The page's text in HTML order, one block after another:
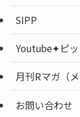
SIPP
Youtube✦ピ
月刊Rマガ（
お問い合わせ